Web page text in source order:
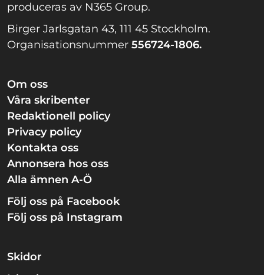
produceras av N365 Group.
Birger Jarlsgatan 43, 111 45 Stockholm.
Organisationsnummer 556724-1806.
Om oss
Våra skribenter
Redaktionell policy
Privacy policy
Kontakta oss
Annonsera hos oss
Alla ämnen A-Ö
Följ oss på Facebook
Följ oss på Instagram
Skidor